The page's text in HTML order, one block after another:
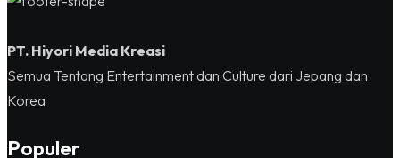
PT. Hiyori Media Kreasi
Semua Tentang Entertainment dan Culture dari Jepang dan
Korea
Populer